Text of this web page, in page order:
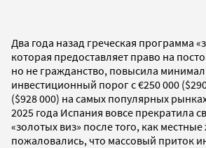
Два года назад греческая программа
которая предоставляет право на
но не гражданство, повысила
инвестиционный порог с €250 000
($928 000) на самых популярных
2025 года Испания вовсе прекратила
«золотых виз» после того, как
пожаловались, что массовый приток